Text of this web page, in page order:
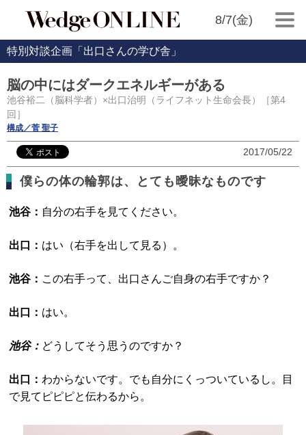
8/7(金)
特別対談企画「出口さんの学び舎」
脳の中にはダークエネルギーがある
池谷裕二（脳科学者）×出口治明（ライフネット生命会長）［第4
回］
構成／菅 聖子
2017/05/22
僕らの体の輪郭は、とても曖昧なものです
池谷： 自分の右手を見てください。
出口： はい（右手を出して見る）。
池谷： この右手って、出口さんご自身の右手ですか？
出口： はい。
池谷： どうしてそう思うのですか？
出口： わからないです。でも自分にくっついているし。目
で見てピピピと伝わるから。